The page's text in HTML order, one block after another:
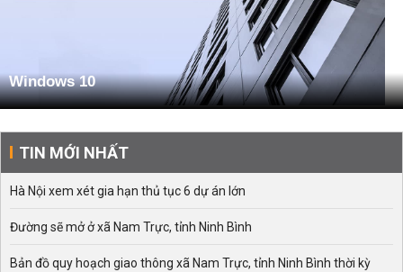
Windows 10
TIN MỚI NHẤT
Hà Nội xem xét gia hạn thủ tục 6 dự án lớn
Đường sẽ mở ở xã Nam Trực, tỉnh Ninh Bình
Bản đồ quy hoạch giao thông xã Nam Trực, tỉnh Ninh Bình thời kỳ